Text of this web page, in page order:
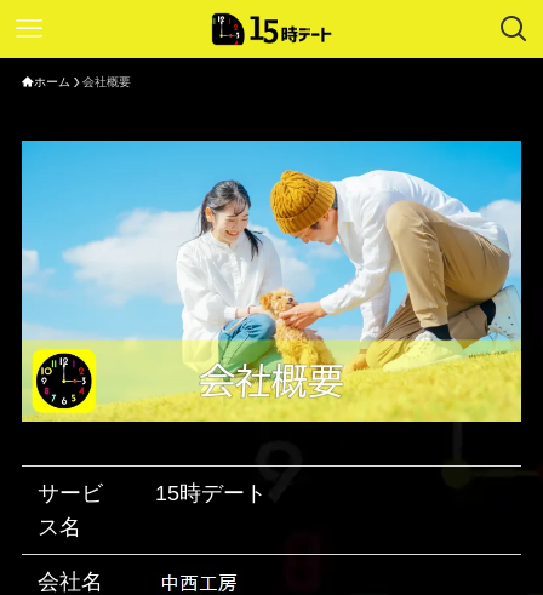
ホーム 会社概要
サービ
ス名
15時デート
会社名